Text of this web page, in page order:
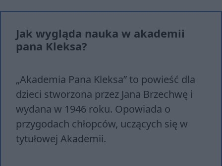
Jak wygląda nauka w akademii
pana Kleksa?
„Akademia Pana Kleksa” to powieść dla
dzieci stworzona przez Jana Brzechwę i
wydana w 1946 roku. Opowiada o
przygodach chłopców, uczących się w
tytułowej Akademii.